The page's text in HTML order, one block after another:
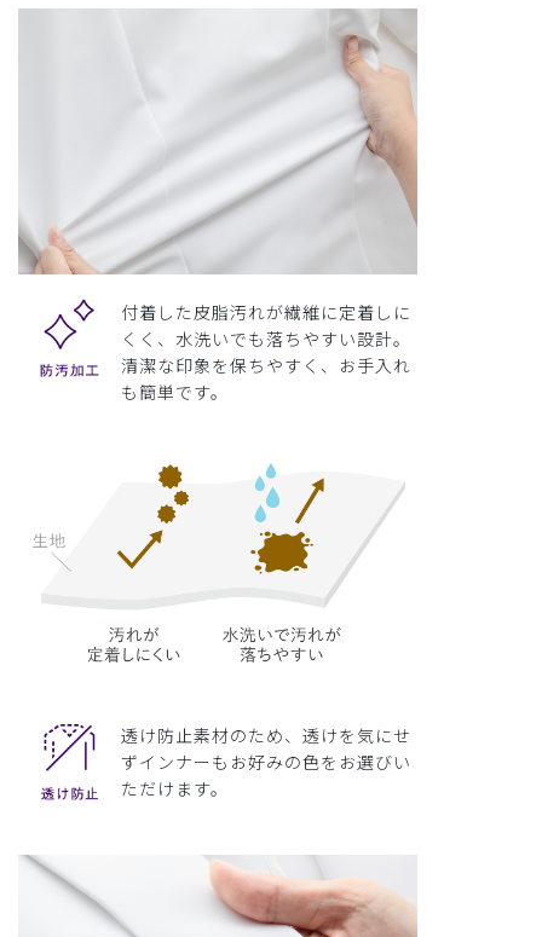
付着した皮脂汚れが繊維に定着しに
くく、水洗いでも落ちやすい設計。
清潔な印象を保ちやすく、お手入れ
も簡単です。
透け防止素材のため、透けを気にせ
ずインナーもお好みの色をお選びい
ただけます。